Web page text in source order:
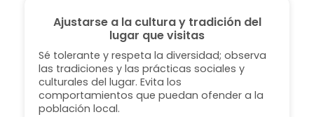
Ajustarse a la cultura y tradición del
lugar que visitas
Sé tolerante y respeta la diversidad; observa
las tradiciones y las prácticas sociales y
culturales del lugar. Evita los
comportamientos que puedan ofender a la
población local.